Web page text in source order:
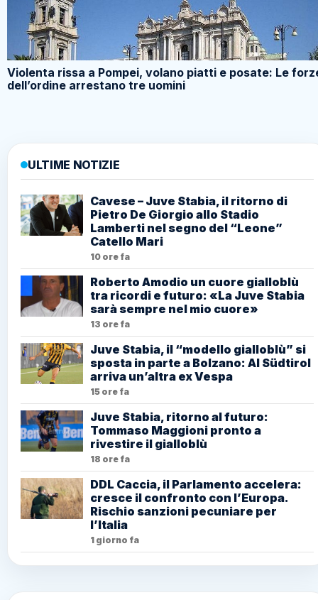
Violenta rissa a Pompei, volano piatti e posate: Le
dell’ordine arrestano tre uomini
ULTIME NOTIZIE
Cavese – Juve Stabia, il ritorno di
Pietro De Giorgio allo Stadio
Lamberti nel segno del “Leone”
Catello Mari
10 ore fa
Roberto Amodio un cuore gialloblù
tra ricordi e futuro: «La Juve Stabia
sarà sempre nel mio cuore»
13 ore fa
Juve Stabia, il “modello gialloblù” si
sposta in parte a Bolzano: Al Südtirol
arriva un’altra ex Vespa
15 ore fa
Juve Stabia, ritorno al futuro:
Tommaso Maggioni pronto a
rivestire il gialloblù
18 ore fa
DDL Caccia, il Parlamento accelera:
cresce il confronto con l’Europa.
Rischio sanzioni pecuniare per
l’Italia
1 giorno fa